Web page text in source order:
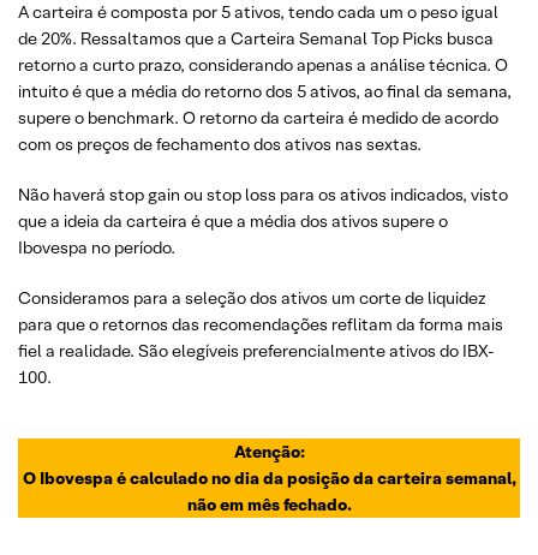
A carteira é composta por 5 ativos, tendo cada um o peso igual
de 20%. Ressaltamos que a Carteira Semanal Top Picks busca
retorno a curto prazo, considerando apenas a análise técnica. O
intuito é que a média do retorno dos 5 ativos, ao final da semana,
supere o benchmark. O retorno da carteira é medido de acordo
com os preços de fechamento dos ativos nas sextas.
Não haverá stop gain ou stop loss para os ativos indicados, visto
que a ideia da carteira é que a média dos ativos supere o
Ibovespa no período.
Consideramos para a seleção dos ativos um corte de liquidez
para que o retornos das recomendações reflitam da forma mais
fiel a realidade. São elegíveis preferencialmente ativos do IBX-
100.
Atenção:
O Ibovespa é calculado no dia da posição da carteira semanal,
não em mês fechado.